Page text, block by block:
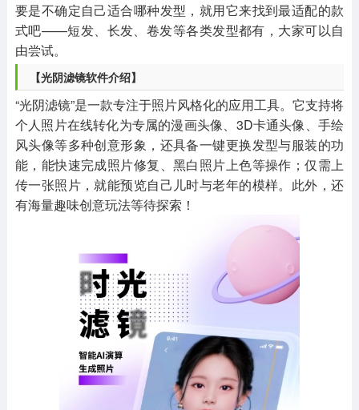
要是不确定自己适合哪种发型，就用它来找到最适配的款
式吧——短发、长发、卷发等各类发型都有，大家可以自
由尝试。
【光阴滤镜软件介绍】
“光阴滤镜”是一款专注于照片风格化的应用工具。它支持将
个人照片在线转化为专属的漫画头像、3D卡通头像、手绘
风头像等多种创意形象，还具备一键更换发型与服装的功
能，能快速完成照片修复、黑白照片上色等操作；仅需上
传一张照片，就能预览自己儿时与老年的模样。此外，还
有海量趣味创意玩法等待探索！